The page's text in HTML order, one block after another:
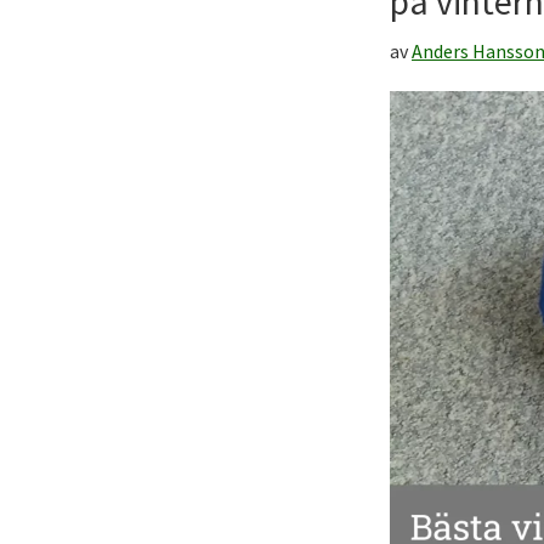
avAnders Hansson